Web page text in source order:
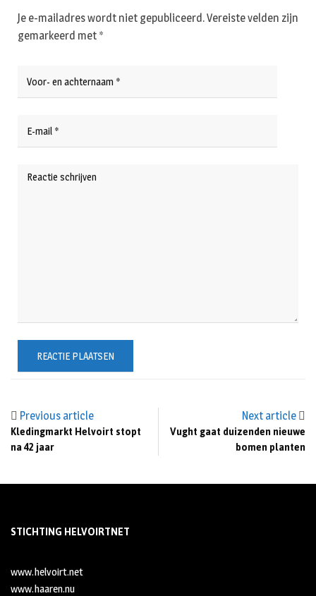
Previous article
Kledingmarkt Helvoirt stopt
na 42 jaar
Next article
Vught gaat duizenden nieuwe
bomen planten
Je e-mailadres wordt niet gepubliceerd.Vereiste velden zijn
gemarkeerd met *
STICHTING HELVOIRTNET
www.helvoirt.net
www.haaren.nu